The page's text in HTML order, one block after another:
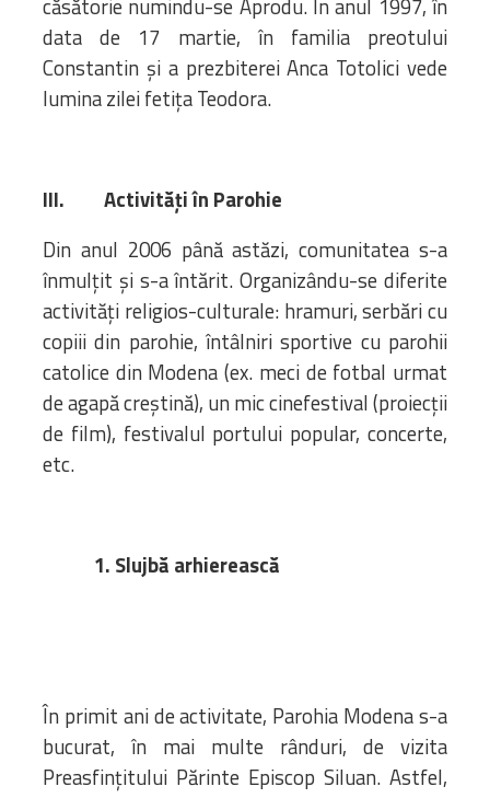
căsătorie numindu-se Aprodu. În anul 1997, în
data de 17 martie, în familia preotului
Constantin şi a prezbiterei Anca Totolici vede
lumina zilei fetiţa Teodora.
III. Activități în Parohie
Din anul 2006 până astăzi, comunitatea s-a
înmulţit şi s-a întărit. Organizându-se diferite
activităţi religios-culturale: hramuri, serbări cu
copiii din parohie, întâlniri sportive cu parohii
catolice din Modena (ex. meci de fotbal urmat
de agapă creştină), un mic cinefestival (proiecţii
de film), festivalul portului popular, concerte,
etc.
1. Slujbă arhierească
În primit ani de activitate, Parohia Modena s-a
bucurat, în mai multe rânduri, de vizita
Preasfințitului Părinte Episcop Siluan. Astfel,